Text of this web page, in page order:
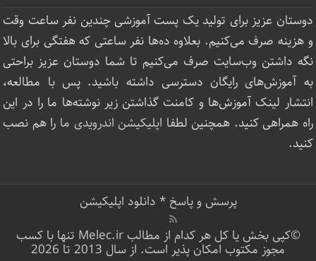
دوستان عزیز برای تولید یک پست آموزشی چندین نفر ساعت‌ وقت
و هزینه صرف می‌کنیم. بعلاوه ده‌ها نفر ساعتی که هفتگی برای بالا
نگه داشتن وب‌سایت صرف ‌می‌کنیم تا شما دوستان عزیز براحتی
به آموزش‌های رایگان دسترسی داشته باشید. پس با مطالعه،
انتشار لینک‌ آموزش‌ها و کامنت گذاشتن زیر نوشته‌‌ها ما را در این
راه همراهی کنید. همچنین لطفا اپلیکیشن اندرویدی ما را هم نصب
کنید.
پرسش و پاسخ* دانلود اپلیکیشن
©کپی بخش یا کل هر کدام از مطالب Melec.ir تنها با کسب
مجوز مکتوب امکان پذیر است. از سال 2013 تا 2026